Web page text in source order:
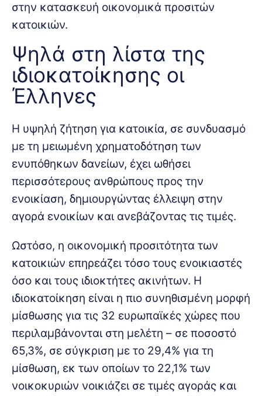
στην κατασκευή οικονομικά προσιτών
κατοικιών.
Ψηλά στη λίστα της
ιδιοκατοίκησης οι
Έλληνες
Η υψηλή ζήτηση για κατοικία, σε συνδυασμό
με τη μειωμένη χρηματοδότηση των
ενυπόθηκων δανείων, έχει ωθήσει
περισσότερους ανθρώπους προς την
ενοικίαση, δημιουργώντας έλλειψη στην
αγορά ενοικίων και ανεβάζοντας τις τιμές.
Ωστόσο, η οικονομική προσιτότητα των
κατοικιών επηρεάζει τόσο τους ενοικιαστές
όσο και τους ιδιοκτήτες ακινήτων. Η
ιδιοκατοίκηση είναι η πιο συνηθισμένη μορφή
μίσθωσης για τις 32 ευρωπαϊκές χώρες που
περιλαμβάνονται στη μελέτη – σε ποσοστό
65,3%, σε σύγκριση με το 29,4% για τη
μίσθωση, εκ των οποίων το 22,1% των
νοικοκυριών νοικιάζει σε τιμές αγοράς και